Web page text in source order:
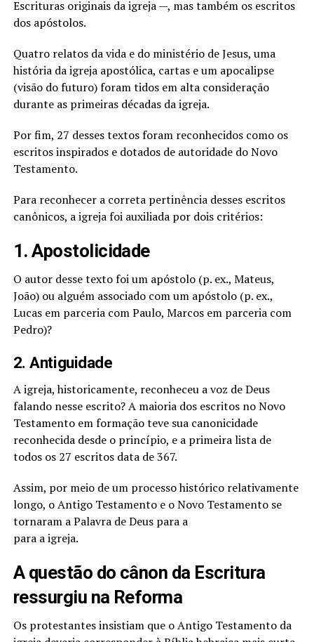
Escrituras originais da igreja —, mas também os escritos
dos apóstolos.
Quatro relatos da vida e do ministério de Jesus, uma
história da igreja apostólica, cartas e um apocalipse
(visão do futuro) foram tidos em alta consideração
durante as primeiras décadas da igreja.
Por fim, 27 desses textos foram reconhecidos como os
escritos inspirados e dotados de autoridade do Novo
Testamento.
Para reconhecer a correta pertinência desses escritos
canônicos, a igreja foi auxiliada por dois critérios:
1. Apostolicidade
O autor desse texto foi um apóstolo (p. ex., Mateus,
João) ou alguém associado com um apóstolo (p. ex.,
Lucas em parceria com Paulo, Marcos em parceria com
Pedro)?
2. Antiguidade
A igreja, historicamente, reconheceu a voz de Deus
falando nesse escrito? A maioria dos escritos no Novo
Testamento em formação teve sua canonicidade
reconhecida desde o princípio, e a primeira lista de
todos os 27 escritos data de 367.
Assim, por meio de um processo histórico relativamente
longo, o Antigo Testamento e o Novo Testamento se
tornaram a Palavra de Deus para a
para a igreja.
A questão do cânon da Escritura
ressurgiu na Reforma
Os protestantes insistiam que o Antigo Testamento da